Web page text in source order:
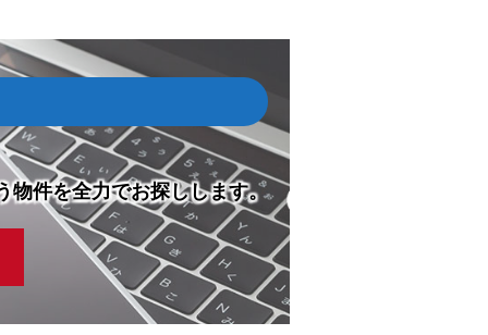
物件を全力でお探しします。